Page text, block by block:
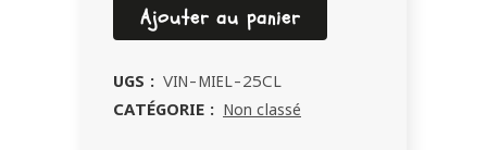
quantity
Ajouter au panier
UGS : VIN-MIEL-25CL
CATÉGORIE : Non classé